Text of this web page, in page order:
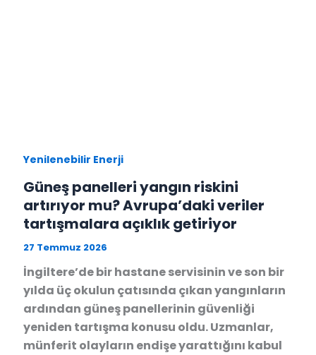
Yenilenebilir Enerji
Güneş panelleri yangın riskini
artırıyor mu? Avrupa’daki veriler
tartışmalara açıklık getiriyor
27 Temmuz 2026
İngiltere’de bir hastane servisinin ve son bir
yılda üç okulun çatısında çıkan yangınların
ardından güneş panellerinin güvenliği
yeniden tartışma konusu oldu. Uzmanlar,
münferit olayların endişe yarattığını kabul